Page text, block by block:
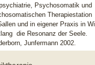
Psychosomatik und
Therapiestation
und in eigener Praxis in Wil
 die Resonanz der Seele.
Junfermann 2002.